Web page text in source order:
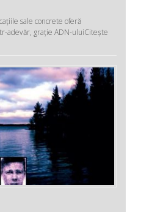
sale concrete oferă
adevăr, graţie ADN-uluiCitește